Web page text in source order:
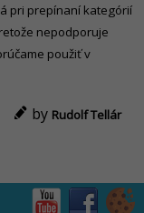
pri prepínaní kategórií
nepodporuje
použiť v
by Rudolf Tellár